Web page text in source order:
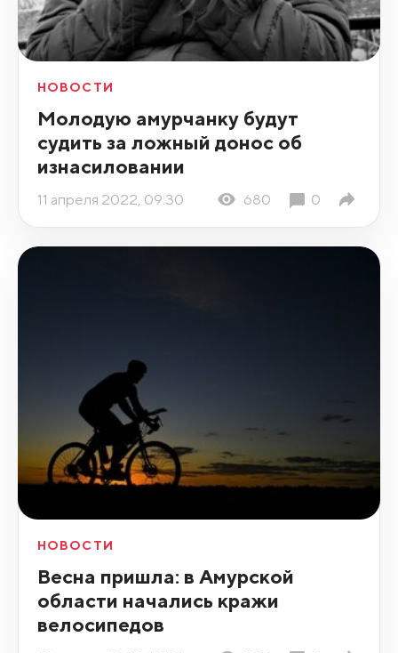
НОВОСТИ
Молодую амурчанку будут
судить за ложный донос об
изнасиловании
11 апреля 2022, 09:30 680 0
НОВОСТИ
Весна пришла: в Амурской
области начались кражи
велосипедов